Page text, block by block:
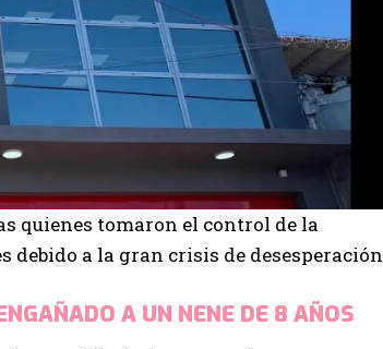
quienes tomaron el control de la
a la gran crisis de desesperación
A UN NENE DE 8 AÑOS